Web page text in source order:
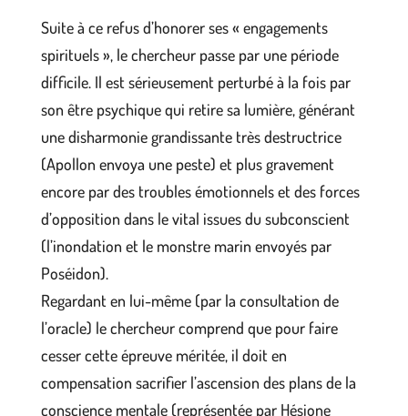
Suite à ce refus d’honorer ses « engagements
spirituels », le chercheur passe par une période
difficile. Il est sérieusement perturbé à la fois par
son être psychique qui retire sa lumière, générant
une disharmonie grandissante très destructrice
(Apollon envoya une peste) et plus gravement
encore par des troubles émotionnels et des forces
d’opposition dans le vital issues du subconscient
(l’inondation et le monstre marin envoyés par
Poséidon).
Regardant en lui-même (par la consultation de
l’oracle) le chercheur comprend que pour faire
cesser cette épreuve méritée, il doit en
compensation sacrifier l’ascension des plans de la
conscience mentale (représentée par Hésione